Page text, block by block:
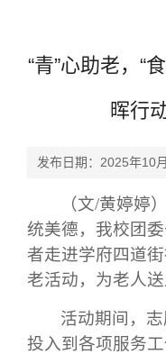
“青”心助老，“
晖行
发布日期：2025年
（文/黄婷婷）
统美德，我校团委
者走进学府四道
老活动，为老人
活动期间，
投入到各项服务